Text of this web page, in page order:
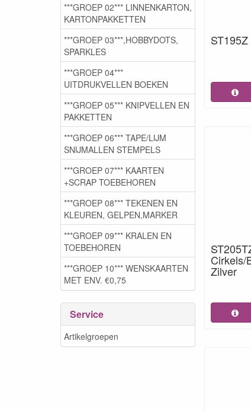
Cirkels/
Zilver
***GROEP 02*** LINNENKARTON,
KARTONPAKKETTEN
***GROEP 03***,HOBBYDOTS,
SPARKLES
***GROEP 04***
UITDRUKVELLEN BOEKEN
***GROEP 05*** KNIPVELLEN EN
PAKKETTEN
***GROEP 06*** TAPE/LIJM
SNIJMALLEN STEMPELS
***GROEP 07*** KAARTEN
+SCRAP TOEBEHOREN
***GROEP 08*** TEKENEN EN
KLEUREN, GELPEN,MARKER
***GROEP 09*** KRALEN EN
TOEBEHOREN
***GROEP 10*** WENSKAARTEN
MET ENV. €0,75
Service
Artikelgroepen